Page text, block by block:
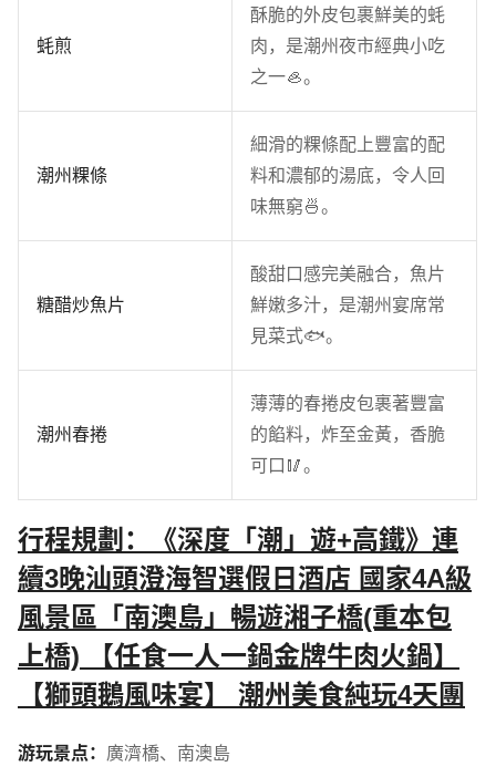
蚝煎
酥脆的外皮包裹鮮美的蚝
肉，是潮州夜市經典小吃
之一🦪。
潮州粿條
細滑的粿條配上豐富的配
料和濃郁的湯底，令人回
味無窮🍜。
糖醋炒魚片
酸甜口感完美融合，魚片
鮮嫩多汁，是潮州宴席常
見菜式🐟。
潮州春捲
薄薄的春捲皮包裹著豐富
的餡料，炸至金黃，香脆
可口🥢。
行程規劃：《深度「潮」遊+高鐵》連
續3晚汕頭澄海智選假日酒店 國家4A級
風景區「南澳島」暢遊湘子橋(重本包
上橋) 【任食一人一鍋金牌牛肉火鍋】
【獅頭鵝風味宴】 潮州美食純玩4天團
游玩景点： 廣濟橋、 南澳島